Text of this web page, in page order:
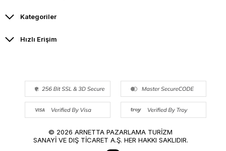
Kategoriler
Hızlı Erişim
© 2026 ARNETTA PAZARLAMA TURİZM
SANAYİ VE DIŞ TİCARET A.Ş. HER HAKKI SAKLIDIR.